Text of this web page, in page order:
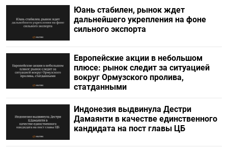
Юань стабилен, рынок ждет
дальнейшего укрепления на фоне
сильного экспорта
Европейские акции в небольшом
плюсе: рынок следит за ситуацией
вокруг Ормузского пролива,
статданными
Индонезия выдвинула Дестри
⁠Дамаянти в качестве единственного
кандидата на пост главы ЦБ